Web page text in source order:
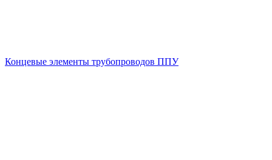
Концевые элементы трубопроводов ППУ